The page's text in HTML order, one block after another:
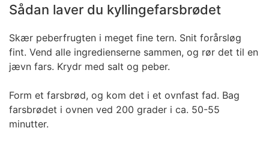
Sådan laver du kyllingefarsbrødet
Skær peberfrugten i meget fine tern. Snit forårsløg
fint. Vend alle ingredienserne sammen, og rør det til en
jævn fars. Krydr med salt og peber.
Form et farsbrød, og kom det i et ovnfast fad. Bag
farsbrødet i ovnen ved 200 grader i ca. 50-55
minutter.